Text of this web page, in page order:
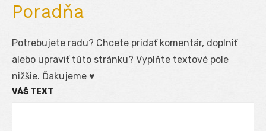
Poradňa
Potrebujete radu? Chcete pridať komentár, doplniť
alebo upraviť túto stránku? Vyplňte textové pole
nižšie. Ďakujeme ♥
VÁŠ TEXT